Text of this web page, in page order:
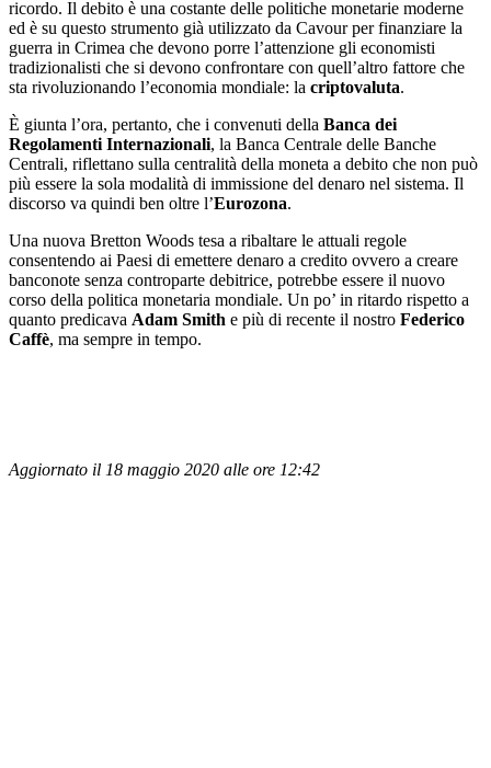
ricordo. Il debito è una costante delle politiche monetarie moderne
ed è su questo strumento già utilizzato da Cavour per finanziare la
guerra in Crimea che devono porre l’attenzione gli economisti
tradizionalisti che si devono confrontare con quell’altro fattore che
sta rivoluzionando l’economia mondiale: la criptovaluta.
È giunta l’ora, pertanto, che i convenuti della Banca dei
Regolamenti Internazionali, la Banca Centrale delle Banche
Centrali, riflettano sulla centralità della moneta a debito che non può
più essere la sola modalità di immissione del denaro nel sistema. Il
discorso va quindi ben oltre l’Eurozona.
Una nuova Bretton Woods tesa a ribaltare le attuali regole
consentendo ai Paesi di emettere denaro a credito ovvero a creare
banconote senza controparte debitrice, potrebbe essere il nuovo
corso della politica monetaria mondiale. Un po’ in ritardo rispetto a
quanto predicava Adam Smith e più di recente il nostro Federico
Caffè, ma sempre in tempo.
Aggiornato il 18 maggio 2020 alle ore 12:42